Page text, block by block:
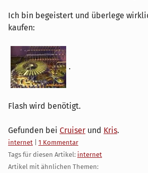
Ich bin begeistert und überlege
kaufen:
.
Flash wird benötigt.
Gefunden bei Cruiser und Kris.
Kategorien:
internet
1 Kommentar
Tags für diesen Artikel: internet
Artikel mit ähnlichen Themen: